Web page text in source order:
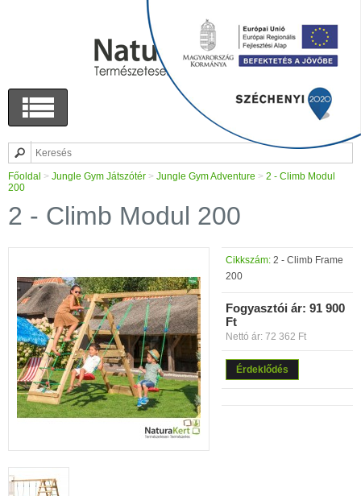
Főoldal > Jungle Gym Játszótér > Jungle Gym Adventure > 2 - Climb Modul
200
2 - Climb Modul 200
Cikkszám: 2 - Climb Frame
200
Fogyasztói ár: 91 900
Ft
Nettó ár: 72 362 Ft
Érdeklődés